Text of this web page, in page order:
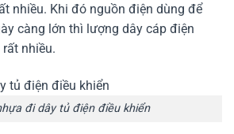
nhiều. Khi đó nguồn điện dùng để
càng lớn thì lượng dây cáp điện
nhiều.
đi dây tủ điện điều khiển